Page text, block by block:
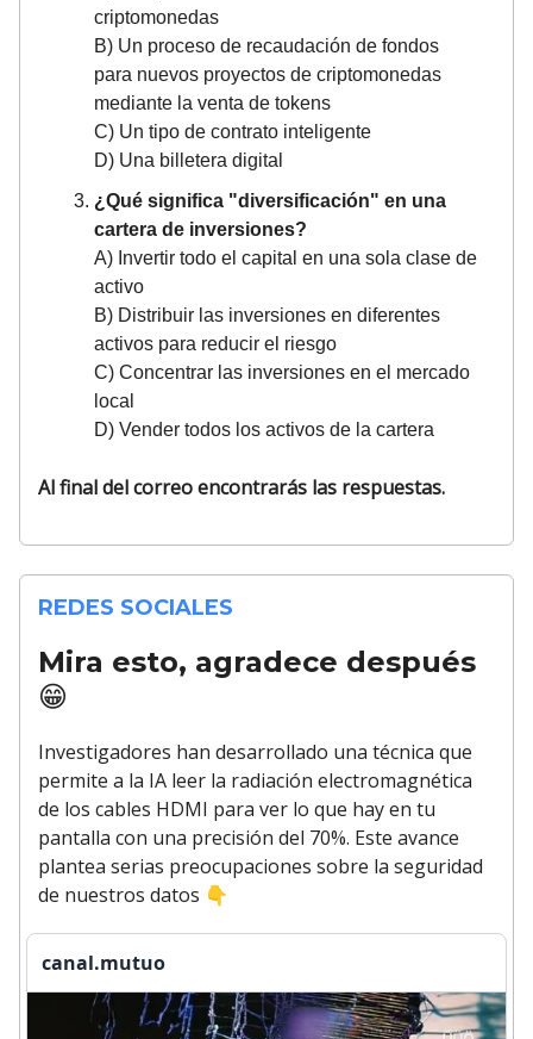
criptomonedas
B) Un proceso de recaudación de fondos
para nuevos proyectos de criptomonedas
mediante la venta de tokens
C) Un tipo de contrato inteligente
D) Una billetera digital
¿Qué significa "diversificación" en una
cartera de inversiones?
A) Invertir todo el capital en una sola clase de
activo
B) Distribuir las inversiones en diferentes
activos para reducir el riesgo
C) Concentrar las inversiones en el mercado
local
D) Vender todos los activos de la cartera
Al final del correo encontrarás las respuestas.
REDES SOCIALES
Mira esto, agradece después
😁
Investigadores han desarrollado una técnica que
permite a la IA leer la radiación electromagnética
de los cables HDMI para ver lo que hay en tu
pantalla con una precisión del 70%. Este avance
plantea serias preocupaciones sobre la seguridad
de nuestros datos 👇
canal.mutuo